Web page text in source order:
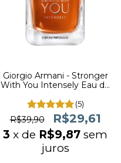
Giorgio Armani - Stronger
With You Intensely Eau de
(5)
R$39,90 R$29,61
3 x de R$9,87 sem
juros